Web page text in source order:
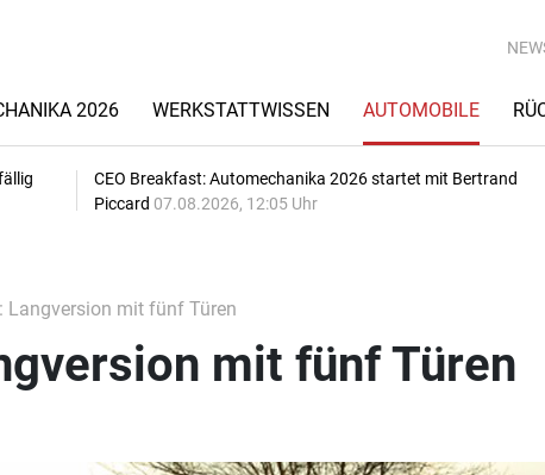
2026 WERKSTATTWISSEN AUTOMOBILE
CEO Breakfast: Automechanika 2026 startet mit Bertrand
Piccard 07.08.2026, 12:05 Uhr
Langversion mit fünf Türen
mit fünf Türen